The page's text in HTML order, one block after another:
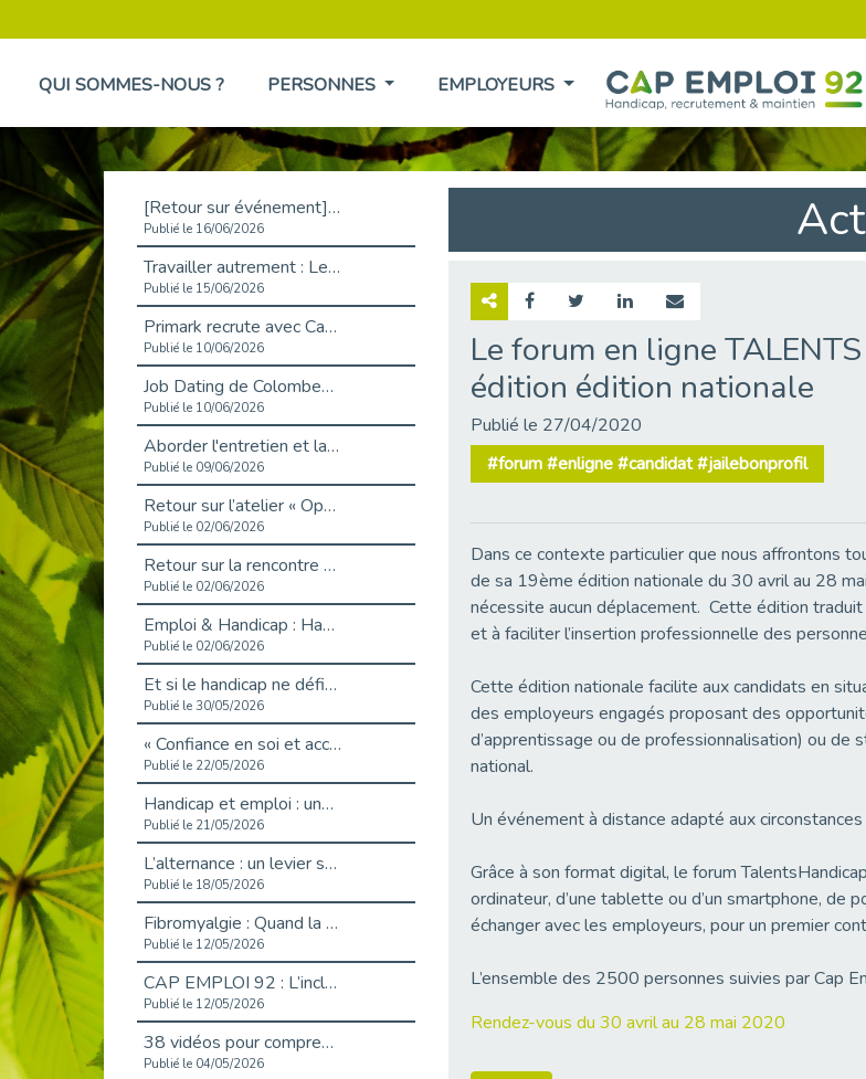
QUI SOMMES-NOUS ? PERSONNES EMPLOYEURS
[Retour sur événement] L'inclusion au cœur de la Place de l'Emploi à La Défense !
Publié le 16/06/2026
Travailler autrement : Le défi de l'intégration des maladies chroniques en entreprise
Publié le 15/06/2026
Primark recrute avec Cap Emploi 92, une matinée couronnée de succès !
Publié le 10/06/2026
Job Dating de Colombes – Emploi et Insertion
Publié le 10/06/2026
Aborder l'entretien et la situation de handicap en toute confiance
Publié le 09/06/2026
Retour sur l’atelier « Optimiser sa recherche d’emploi »
Publié le 02/06/2026
Retour sur la rencontre entre Cap Emploi 92 et Thales (Campus Meudon)
Publié le 02/06/2026
Emploi & Handicap : Hachette Livre et Cap emploi 92 renforcent leur collaboration
Publié le 02/06/2026
Et si le handicap ne définissait plus la carrière ?
Publié le 30/05/2026
« Confiance en soi et acceptation du handicap » : un levier puissant vers l’emploi
Publié le 22/05/2026
Handicap et emploi : une matinée pour briser les tabous
Publié le 21/05/2026
L’alternance : un levier stratégique pour recruter et inclure durablement
Publié le 18/05/2026
Fibromyalgie : Quand la douleur invisible s’invite au bureau
Publié le 12/05/2026
CAP EMPLOI 92 : L’inclusion portée à son sommet, bien au-delà des quotas
Publié le 12/05/2026
38 vidéos pour comprendre et agir durablement
Publié le 04/05/2026
Le forum en ligne
édition édition nationale
Publié le 27/04/2020
#forum #enligne #candidat #jailebonprofil
Dans ce contexte particulier que nous affrontons
de sa 19ème édition nationale du 30 avril au 28
nécessite aucun déplacement. Cette édition
et à faciliter l’insertion professionnelle des
Cette édition nationale facilite aux candidats en
des employeurs engagés proposant des
d’apprentissage ou de professionnalisation) ou
national.
Un événement à distance adapté aux
Grâce à son format digital, le forum
ordinateur, d’une tablette ou d’un smartphone, de
échanger avec les employeurs, pour un premier
L’ensemble des 2500 personnes suivies par Cap
Rendez-vous du 30 avril au 28 mai 2020